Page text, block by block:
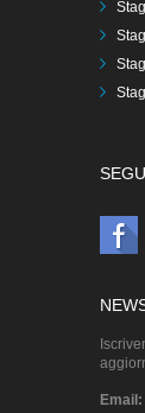
Email: